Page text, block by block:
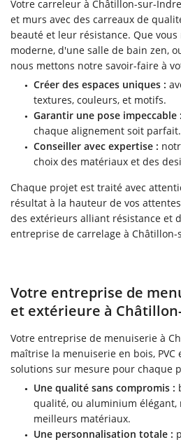
Votre carreleur à Châtillon-sur-
et murs avec des carreaux de
beauté et leur résistance. Que
moderne, d'une salle de bain zen,
nous mettons notre savoir-faire à
Créer des espaces uniques :
textures, couleurs, et motifs.
Garantir une pose impeccable :
chaque alignement soit parfait.
Conseiller avec expertise :
choix des matériaux et des
Chaque projet est traité avec
résultat à la hauteur de vos
des extérieurs alliant résistance et
entreprise de carrelage à Châtillon-
Votre entreprise de
et extérieure à
Votre entreprise de menuiserie à
maîtrise la menuiserie en bois,
solutions sur mesure pour chaque
Une qualité sans compromis :
qualité, ou aluminium élégant,
meilleurs matériaux.
Une personnalisation totale :